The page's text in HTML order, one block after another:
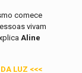
comece
vivam
Aline
LUZ <<<